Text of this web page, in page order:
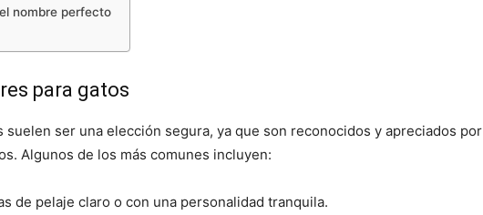
nombre perfecto
para gatos
suelen ser una elección segura, ya que son reconocidos y apreciados por
Algunos de los más comunes incluyen:​
de pelaje claro o con una personalidad tranquila.